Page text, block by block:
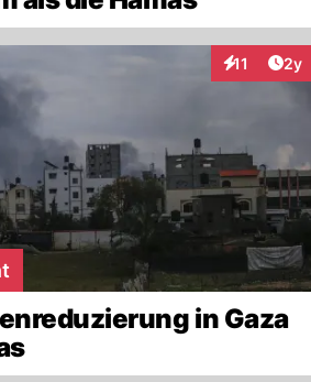
11 2y
in Gaza